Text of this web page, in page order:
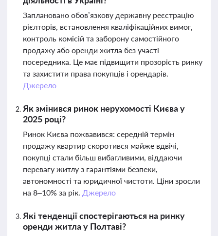
Заплановано обов’язкову державну реєстрацію
рієлторів, встановлення кваліфікаційних вимог,
контроль комісій та заборону самостійного
продажу або оренди житла без участі
посередника. Це має підвищити прозорість ринку
та захистити права покупців і орендарів.
Джерело
Як змінився ринок нерухомості Києва у
2025 році?
Ринок Києва пожвавився: середній термін
продажу квартир скоротився майже вдвічі,
покупці стали більш вибагливими, віддаючи
перевагу житлу з гарантіями безпеки,
автономності та юридичної чистоти. Ціни зросли
на 8–10% за рік. Джерело
Які тенденції спостерігаються на ринку
оренди житла у Полтаві?